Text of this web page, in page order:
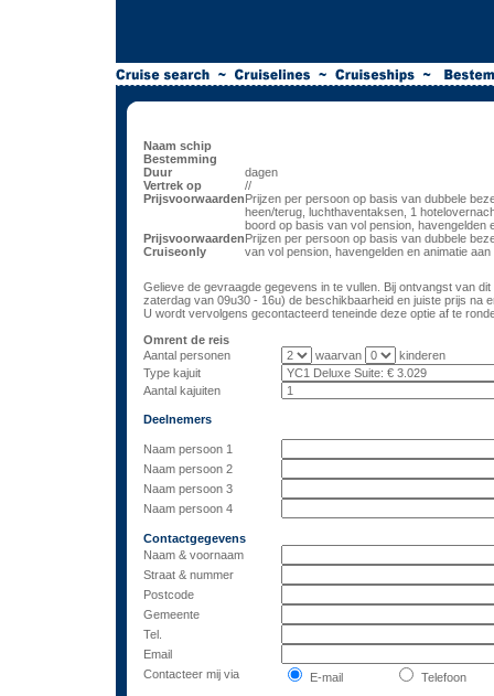
Naam schip
Bestemming
Duur
dagen
Vertrek op
//
PrijsvoorwaardenPrijzen per persoon op basis van dubbele
heen/terug, luchthaventaksen, 1
boord op basis van vol pension, havengelden
Prijsvoorwaarden
Cruiseonly
Prijzen per persoon op basis van dubbele
van vol pension, havengelden en animatie aan
Gelieve de gevraagde gegevens in te vullen. Bij ontvangst van
zaterdag van 09u30 - 16u) de beschikbaarheid en juiste prijs na
U wordt vervolgens gecontacteerd teneinde deze optie af te
Omrent de reis
Aantal personen
waarvan
kinderen
Type kajuit
Aantal kajuiten
Deelnemers
Naam persoon 1
Naam persoon 2
Naam persoon 3
Naam persoon 4
Contactgegevens
Naam & voornaam
Straat & nummer
Postcode
Gemeente
Tel.
Email
Contacteer mij via
E-mail
Telefoon